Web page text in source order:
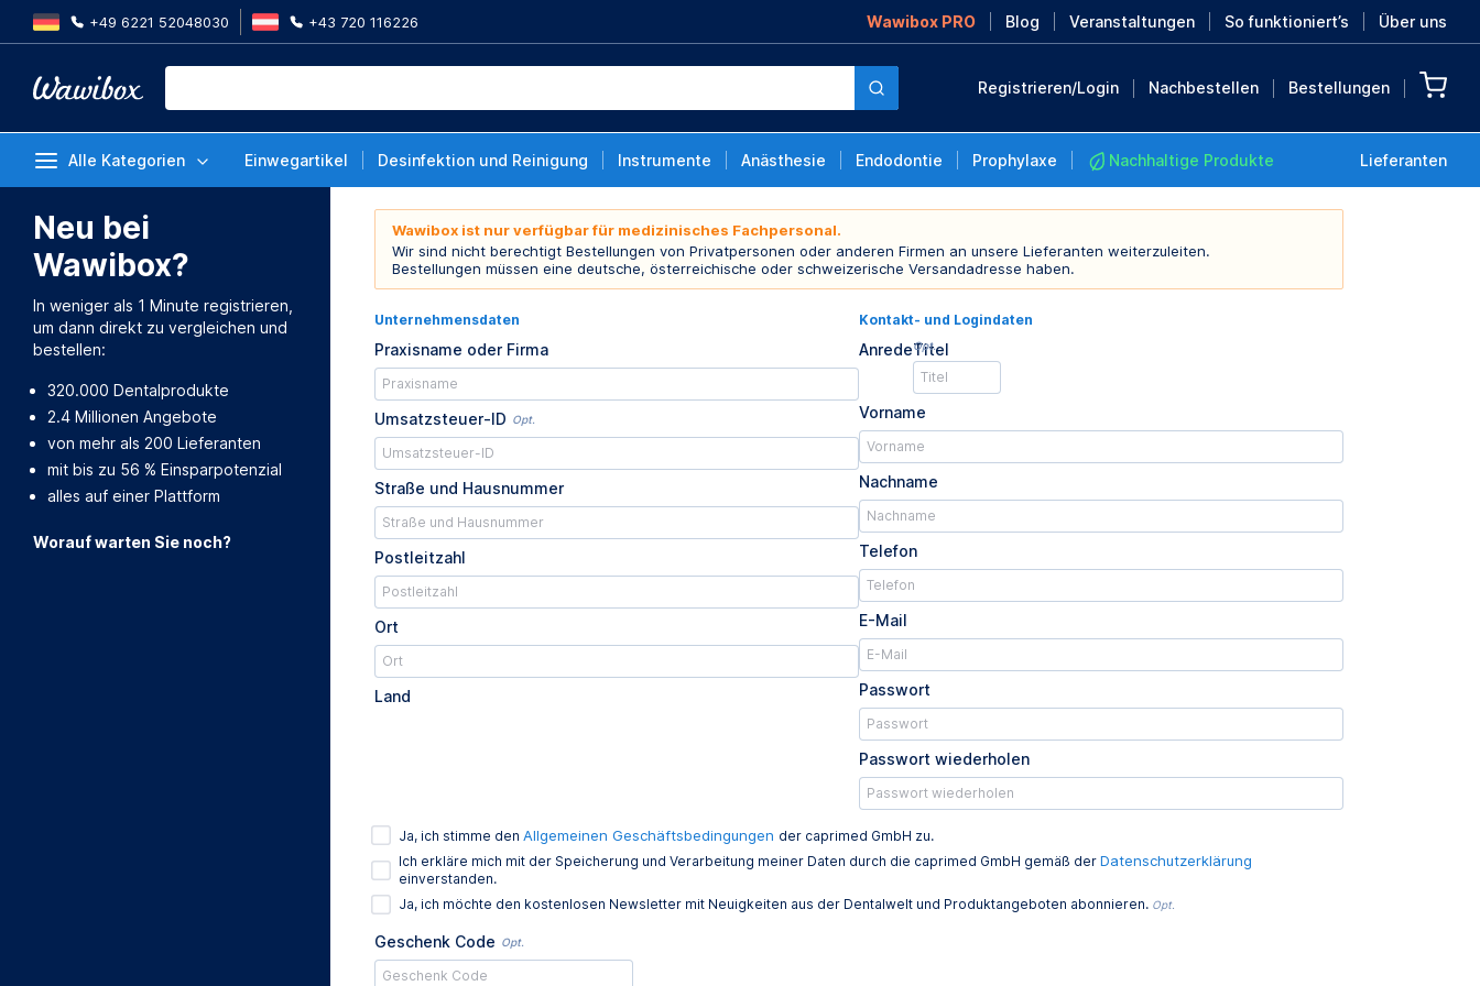
+49 6221 52048030 +43 720 116226 Wawibox PRO Blog Veranstaltungen So funktioniert’s Über uns
Registrieren/Login Nachbestellen Bestellungen
Alle Kategorien Einwegartikel Desinfektion und Reinigung Instrumente Anästhesie Endodontie Prophylaxe Nachhaltige Produkte Lieferanten
MEHR ENTDECKEN
Neu bei
Wawibox?
In weniger als 1 Minute registrieren,
um dann direkt zu vergleichen und
bestellen:
320.000 Dentalprodukte
2.4 Millionen Angebote
von mehr als 200 Lieferanten
mit bis zu 56 % Einsparpotenzial
alles auf einer Plattform
Worauf warten Sie noch?
Wawibox ist nur verfügbar für medizinisches Fachpersonal.
Wir sind nicht berechtigt Bestellungen von Privatpersonen oder anderen Firmen an unsere Lieferanten weiterzuleiten.
Bestellungen müssen eine deutsche, österreichische oder schweizerische Versandadresse haben.
Unternehmensdaten
Praxisname oder Firma
Umsatzsteuer-ID Opt.
Straße und Hausnummer
Postleitzahl
Ort
Land
Kontakt- und Logindaten
AnredeTitel
Opt.
Vorname
Nachname
Telefon
E-Mail
Passwort
Passwort wiederholen
Ja, ich stimme den Allgemeinen Geschäftsbedingungen der caprimed GmbH zu.
Ich erkläre mich mit der Speicherung und Verarbeitung meiner Daten durch die caprimed GmbH gemäß der Datenschutzerklärung
einverstanden.
Ja, ich möchte den kostenlosen Newsletter mit Neuigkeiten aus der Dentalwelt und Produktangeboten abonnieren. Opt.
Geschenk Code Opt.